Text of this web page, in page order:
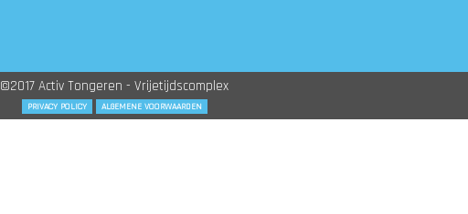
©2017 Activ Tongeren - Vrijetijdscomplex
PRIVACY POLICY ALGEMENE VOORWAARDEN